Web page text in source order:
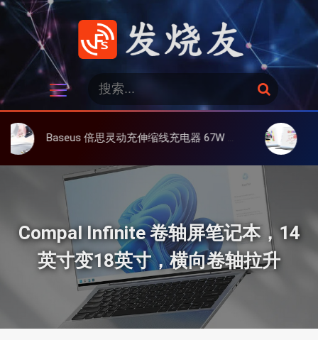
跳
发烧友
：
搜
索
倍思灵动充伸缩线充电器 67W 3C，超耐用可伸缩线、氮化镓、3C多设备同时充 大上 Paperlike
Compal Infinite 卷轴屏笔记本，14
英寸变18英寸，横向卷轴拉升